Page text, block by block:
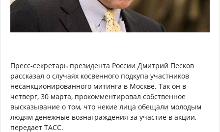
Пресс-секретарь президента России Дмитрий Песков
рассказал о случаях косвенного подкупа участников
несанкционированного митинга в Москве. Так он в
четверг, 30 марта, прокомментировал собственное
высказывание о том, что некие лица обещали молодым
людям денежные вознаграждения за участие в акции,
передает ТАСС.